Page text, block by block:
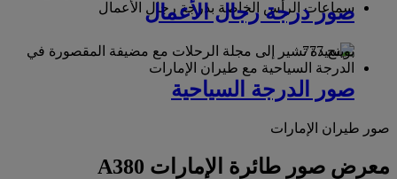
صور درجة رجال الأعمال
بوينج 777
صور الدرجة السياحية
صور طيران الإمارات
معرض صور طائرة الإمارات A380